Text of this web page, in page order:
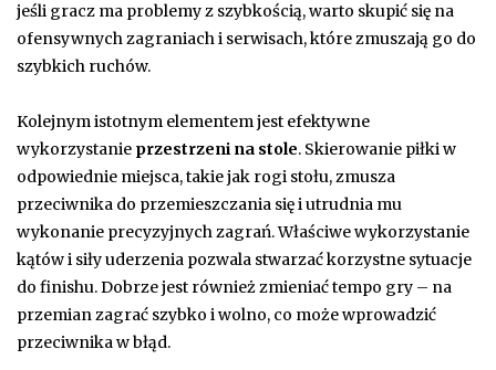
jeśli gracz ma problemy z szybkością, warto skupić się na
ofensywnych zagraniach i serwisach, które zmuszają go do
szybkich ruchów.
Kolejnym istotnym elementem jest efektywne
wykorzystanie przestrzeni na stole. Skierowanie piłki w
odpowiednie miejsca, takie jak rogi stołu, zmusza
przeciwnika do przemieszczania się i utrudnia mu
wykonanie precyzyjnych zagrań. Właściwe wykorzystanie
kątów i siły uderzenia pozwala stwarzać korzystne sytuacje
do finishu. Dobrze jest również zmieniać tempo gry – na
przemian zagrać szybko i wolno, co może wprowadzić
przeciwnika w błąd.